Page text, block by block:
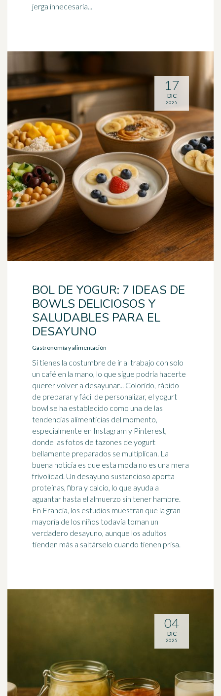
jerga innecesaria...
BOL DE YOGUR: 7 IDEAS DE
BOWLS DELICIOSOS Y
SALUDABLES PARA EL
DESAYUNO
Gastronomía y alimentación
Si tienes la costumbre de ir al trabajo con solo
un café en la mano, lo que sigue podría hacerte
querer volver a desayunar... Colorido, rápido
de preparar y fácil de personalizar, el yogurt
bowl se ha establecido como una de las
tendencias alimenticias del momento,
especialmente en Instagram y Pinterest,
donde las fotos de tazones de yogurt
bellamente preparados se multiplican. La
buena noticia es que esta moda no es una mera
frivolidad. Un desayuno sustancioso aporta
proteínas, fibra y calcio, lo que ayuda a
aguantar hasta el almuerzo sin tener hambre.
En Francia, los estudios muestran que la gran
mayoría de los niños todavía toman un
verdadero desayuno, aunque los adultos
tienden más a saltárselo cuando tienen prisa.
17
DIC
2025
04
DIC
2025